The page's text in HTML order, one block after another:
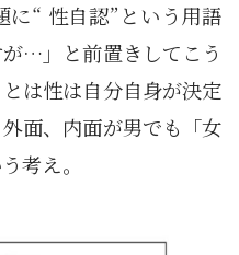
に“ 性自認”という用語
…」と前置きしてこう
は性は自分自身が決定
面、内面が男でも「女
考え。